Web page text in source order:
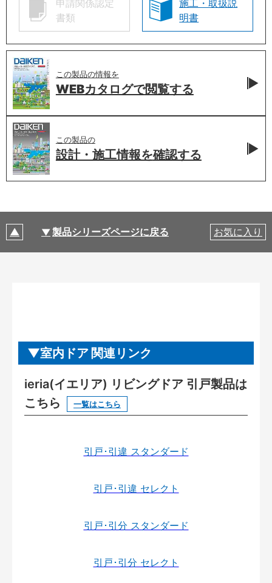
申請関係認定
書類
施工・取扱説
明書
この製品の情報を
WEBカタログで閲覧する
この製品の
設計・施工情報を確認する
製品シリーズページに戻る お気に入り
室内ドア 関連リンク
ieria(イエリア) リビングドア 引戸製品は
こちら
一覧はこちら
引戸･引違 スタンダード
引戸･引違 セレクト
引戸･引分 スタンダード
引戸･引分 セレクト